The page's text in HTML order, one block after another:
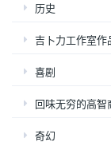
历史
吉卜力工作室作
喜剧
回味无穷的高智
奇幻